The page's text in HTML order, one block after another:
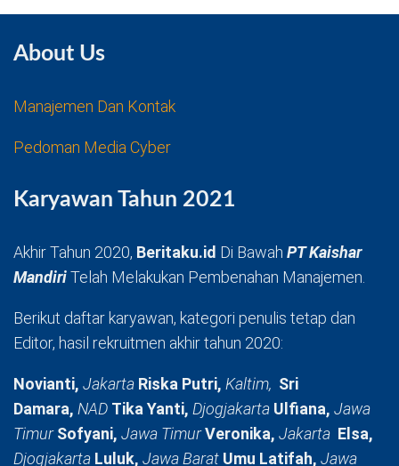
About Us
Manajemen Dan Kontak
Pedoman Media Cyber
Karyawan Tahun 2021
Akhir Tahun 2020, Beritaku.id Di Bawah PT Kaishar
MandiriTelah Melakukan Pembenahan Manajemen.
Berikut daftar karyawan, kategori penulis tetap dan
Editor, hasil rekruitmen akhir tahun 2020:
Novianti, Jakarta Riska Putri, Kaltim, Sri
Damara, NAD Tika Yanti, Djogjakarta Ulfiana, Jawa
TimurSofyani, Jawa TimurVeronika, Jakarta Elsa,
Djogjakarta Luluk, Jawa Barat Umu Latifah, Jawa